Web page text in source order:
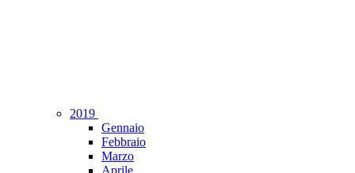
2019
Gennaio
Febbraio
Marzo